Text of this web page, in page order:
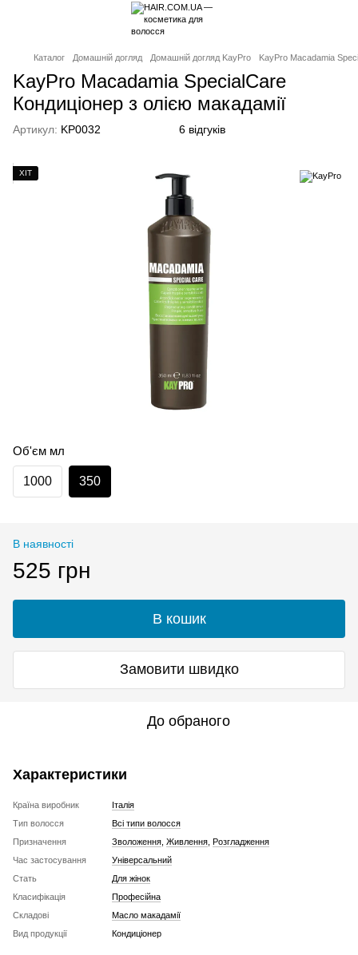
Каталог Домашній догляд Домашній догляд KayPro KayPro Macadamia
KayPro Macadamia SpecialCare
Кондиціонер з олією макадамії
Артикул: KP0032 6 відгуків
ХІТ
Об'єм мл
1000 350
В наявності
525 грн
В кошик
Замовити швидко
До обраного
Характеристики
Країна виробник
Італія
Тип волосся
Всі типи волосся
Призначення
Зволоження Живлення Розгладження
Час застосування
Універсальний
Стать
Для жінок
Класифікація
Професійна
Складові
Масло макадамії
Вид продукції
Кондиціонер